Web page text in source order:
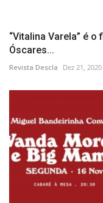
“Vitalina Varela” é
Óscares...
Revista Descla Dez 21, 2020